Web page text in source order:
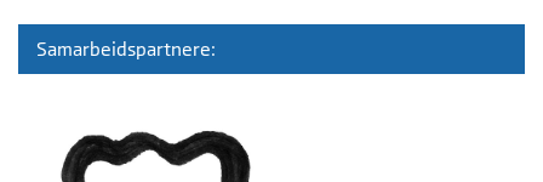
Samarbeidspartnere: